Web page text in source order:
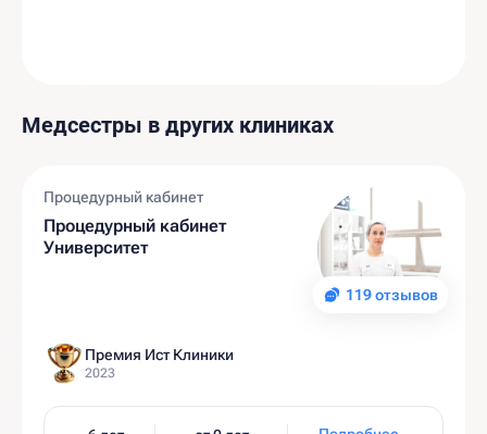
Медсестры в других клиниках
119 отзывов
Процедурный кабинет
Процедурный кабинет
Университет
Премия Ист Клиники
2023